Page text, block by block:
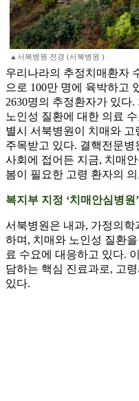
▲서북병원 전경 (서북병원 )
우리나라의 추정치매환자
으로 100만 명에 육박하고
2630명의 추정환자가 있다
노인성 질환에 대한 의료
별시 서북병원이 치매와
주목받고 있다. 결핵전문
사회에 접어든 지금, 치매
봄이 필요한 고령 환자의
복지부 지정 ‘치매안심병
서북병원은 내과, 가정의학
하며, 치매와 노인성 질환
료 수요에 대응하고 있다.
담하는 핵심 진료과로, 고
있다.